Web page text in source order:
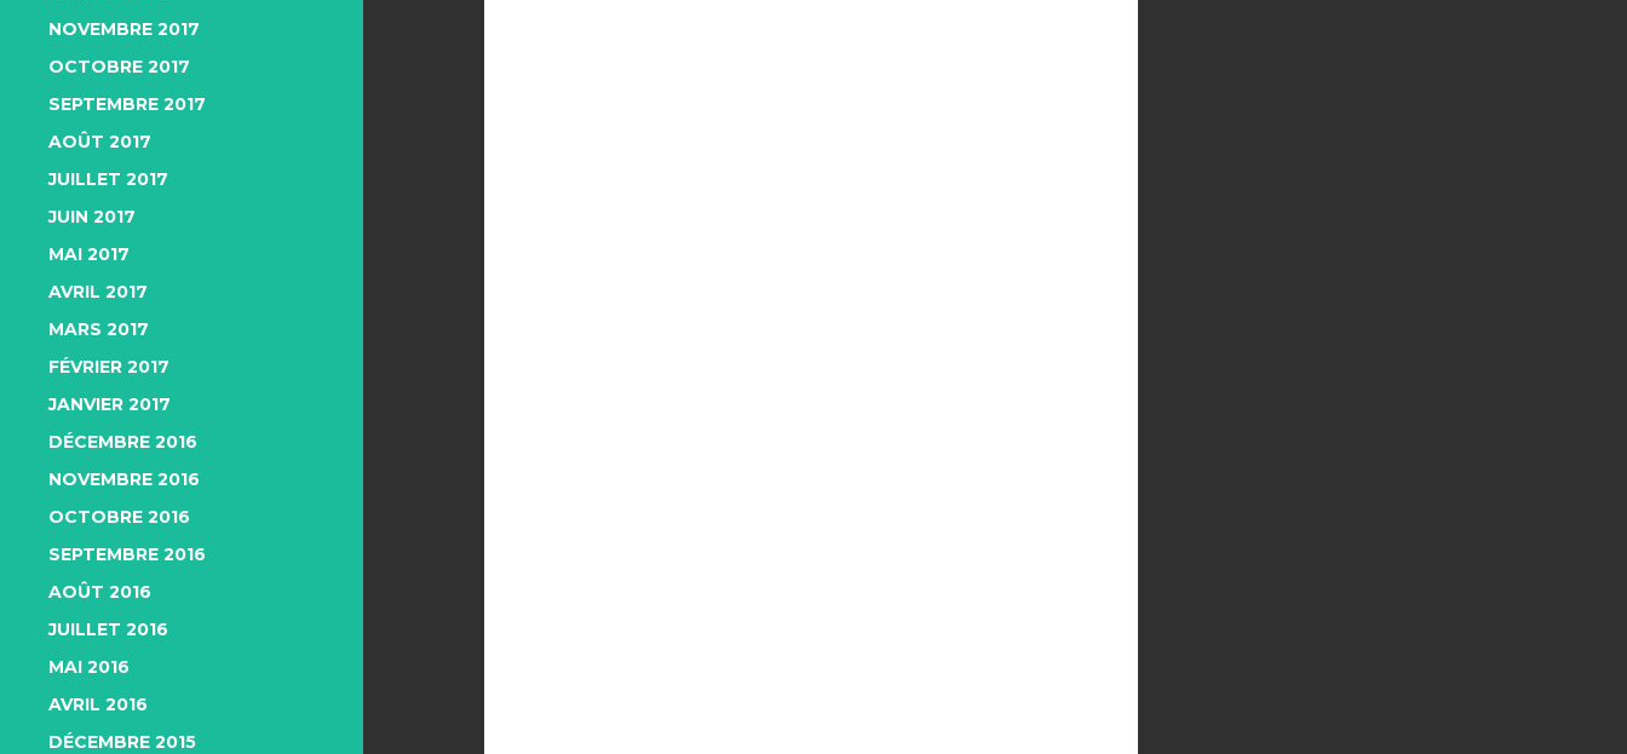
NOVEMBRE 2017
OCTOBRE 2017
SEPTEMBRE 2017
AOÛT 2017
JUILLET 2017
JUIN 2017
MAI 2017
AVRIL 2017
MARS 2017
FÉVRIER 2017
JANVIER 2017
DÉCEMBRE 2016
NOVEMBRE 2016
OCTOBRE 2016
SEPTEMBRE 2016
AOÛT 2016
JUILLET 2016
MAI 2016
AVRIL 2016
DÉCEMBRE 2015